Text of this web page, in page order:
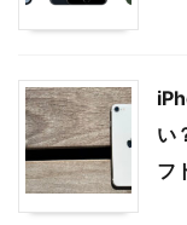
い
フ